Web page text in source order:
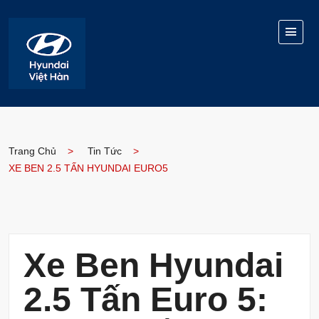
Trang Chủ
Tin Tức
XE BEN 2.5 TẤN HYUNDAI EURO5
Xe Ben Hyundai
2.5 Tấn Euro 5: